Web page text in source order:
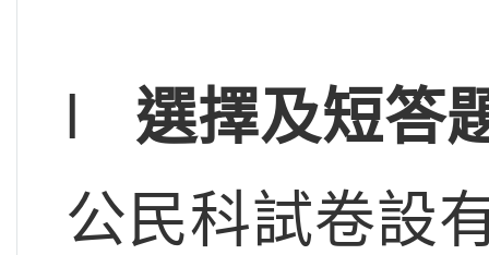
l 選擇及短答
公民科試卷設